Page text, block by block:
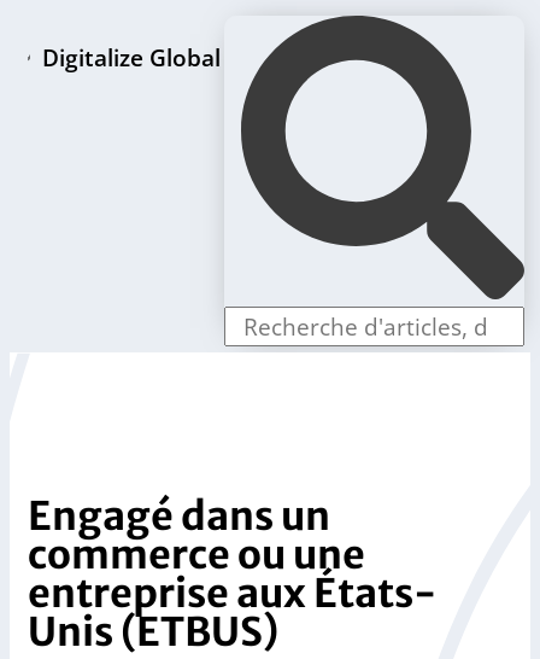
Digitalize Global
Engagé dans un
commerce ou une
entreprise aux États-
Unis (ETBUS)